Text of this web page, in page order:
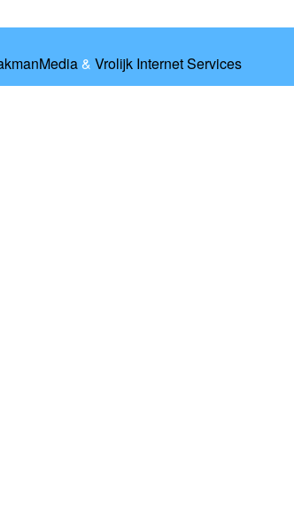
& Vrolijk Internet Services